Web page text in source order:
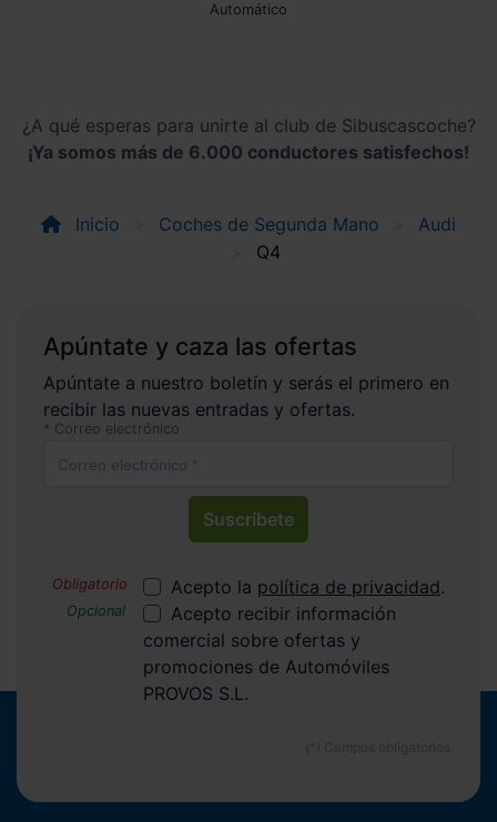
automático
¿A qué esperas para unirte al club de Sibuscascoche?
¡Ya somos más de 6.000 conductores satisfechos!
Inicio Coches de Segunda Mano
Audi
Q4
Apúntate y caza las ofertas
Apúntate a nuestro boletín y serás el primero en
recibir las nuevas entradas y ofertas.
Correo electrónico
Suscríbete
Acepto la política de privacidad.
Acepto recibir información
comercial sobre ofertas y
promociones de Automóviles
PROVOS S.L.